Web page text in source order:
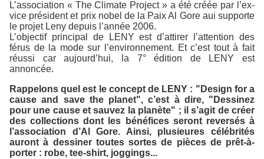
L’association « The Climate Project » a été créée par l’ex-
vice président et prix nobel de la Paix Al Gore aui supporte
le projet Leny depuis l’année 2006.
L’objectif principal de LENY est d’attirer l’attention des
férus de la mode sur l’environnement. Et c’est tout à fait
réussi car aujourd’hui, la 7° édition de LENY est
annoncée.
Rappelons quel est le concept de LENY : "Design for a
cause and save the planet", c’est à dire, "Dessinez
pour une cause et sauvez la planète" ; il s’agit de créer
des collections dont les bénéfices seront reversés à
l’association d’Al Gore. Ainsi, plusieures célébrités
auront à dessiner toutes sortes de pièces de prêt-à-
porter : robe, tee-shirt, joggings...